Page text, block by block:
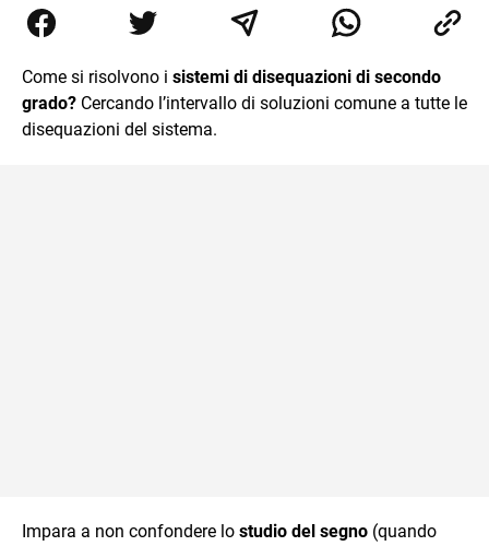
Tommaso Gulli. Ho conseguito la laurea triennale in
Relazioni Internazionali a Messina e in Economia
commercialisti sono stato chiamato per una supplenza
covid nella classe di insegnamento A47. Ho poi
conseguito l'abilitazione a Trieste nel sostegno e sono
Come si risolvono i sistemi di disequazioni di secondo
grado? Cercando l’intervallo di soluzioni comune a tutte le
disequazioni del sistema.
Impara a non confondere lo studio del segno (quando